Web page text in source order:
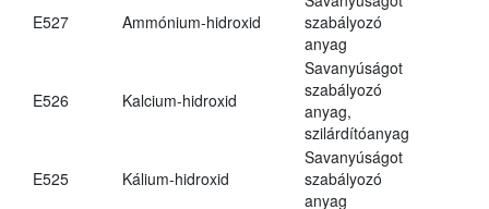
E527 Ammónium-hidroxid
szabályozó
anyag
E526 Kalcium-hidroxid
Savanyúságot
szabályozó
anyag,
szilárdítóanyag
E525 Kálium-hidroxid
Savanyúságot
szabályozó
anyag